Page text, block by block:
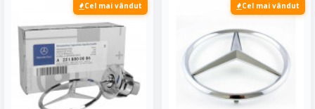
Cel mai vândut Cel mai vândut